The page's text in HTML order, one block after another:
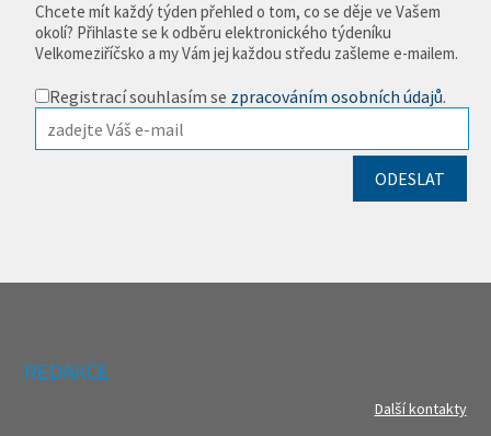
Chcete mít každý týden přehled o tom, co se děje ve Vašem
okolí? Přihlaste se k odběru elektronického týdeníku
Velkomeziříčsko a my Vám jej každou středu zašleme e-mailem.
Registrací souhlasím se zpracováním osobních údajů.
REDAKCE
Další kontakty